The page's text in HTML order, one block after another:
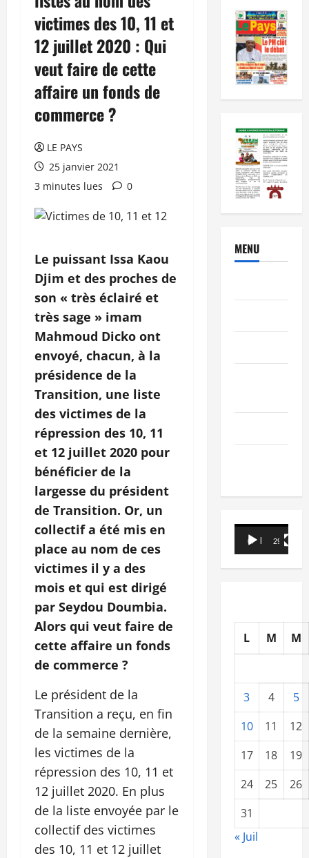
victimes des 10, 11 et
12 juillet 2020 : Qui
veut faire de cette
affaire un fonds de
commerce ?
LE PAYS
25 janvier 2021
3 minutes lues
0
Le puissant Issa Kaou
Djim et des proches de
son « très éclairé et
très sage » imam
Mahmoud Dicko ont
envoyé, chacun, à la
présidence de la
Transition, une liste
des victimes de la
répression des 10, 11
et 12 juillet 2020 pour
bénéficier de la
largesse du président
de Transition. Or, un
collectif a été mis en
place au nom de ces
victimes il y a des
mois et qui est dirigé
par Seydou Doumbia.
Alors qui veut faire de
cette affaire un fonds
de commerce ?
Le président de la
Transition a reçu, en fin
de la semaine dernière,
les victimes de la
répression des 10, 11 et
12 juillet 2020. En plus
de la liste envoyée par le
collectif des victimes
des 10, 11 et 12 juillet
MENU
Lecteur
vidéo
00:00 29:21
L M M
3 4
5
10
11
12
17
18
19
24
25
26
31
« Juil